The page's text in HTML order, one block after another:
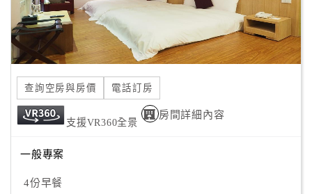
合
作
提
案
飯
查詢空房與房價 電話訂房
支援VR360全景
房間詳細內容
一般專案
4份早餐